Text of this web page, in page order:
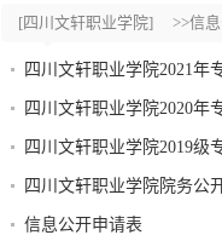
[四川文轩职业学院] >>信
四川文轩职业学院2021年
四川文轩职业学院2020年
四川文轩职业学院2019级
四川文轩职业学院院务公
信息公开申请表